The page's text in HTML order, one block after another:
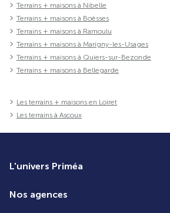
Terrains + maisons à Nibelle
Terrains + maisons à Boësses
Terrains + maisons à Ramoulu
Terrains + maisons à Marigny-les-Usages
Terrains + maisons à Quiers-sur-Bezonde
Terrains + maisons à Bellegarde
Les terrains + maisons en Loiret
Les terrains à Ascoux
L'univers Priméa
Nos agences